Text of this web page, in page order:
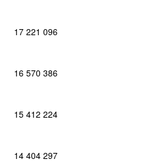
17 221 096
16 570 386
15 412 224
14 404 297